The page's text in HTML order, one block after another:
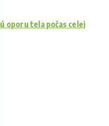
oporu tela počas celej